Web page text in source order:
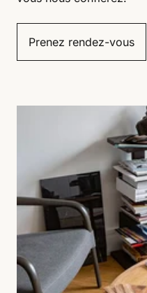
Prenez rendez-vous